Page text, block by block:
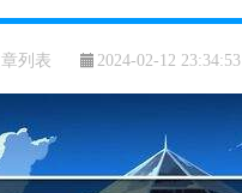
列表 2024-02-12 23:34:53